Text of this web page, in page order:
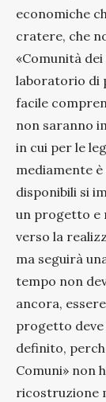
economiche
cratere, che
«Comunità
laboratorio di
facile
non saranno
in cui per le
mediamente
disponibili si
un progetto e
verso la
ma seguirà
tempo non
ancora,
progetto
definito,
Comuni» non
ricostruzione